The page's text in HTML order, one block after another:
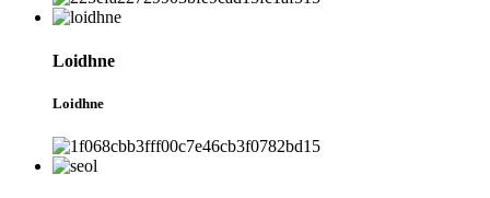
Loidhne
Loidhne